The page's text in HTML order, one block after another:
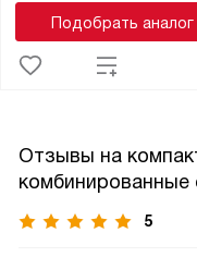
Подобрать аналог
Отзывы на
5